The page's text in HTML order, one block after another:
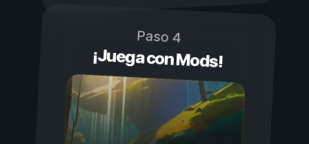
Paso 4
¡Juega con Mods!